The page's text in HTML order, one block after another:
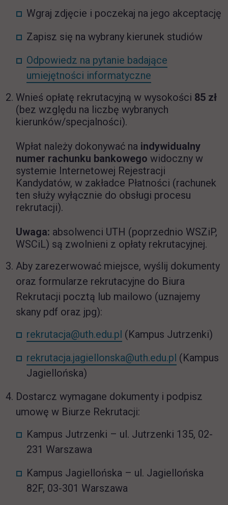
Wgraj zdjęcie i poczekaj na jego akceptację
Zapisz się na wybrany kierunek studiów
Odpowiedz na pytanie badające
umiejętności informatyczne
Wnieś opłatę rekrutacyjną w wysokości 85 zł
(bez względu na liczbę wybranych
kierunków/specjalności).
Wpłat należy dokonywać na indywidualny
numer rachunku bankowego widoczny w
systemie Internetowej Rejestracji
Kandydatów, w zakładce Płatności (rachunek
ten służy wyłącznie do obsługi procesu
rekrutacji).
Uwaga: absolwenci UTH (poprzednio WSZiP,
WSCiL) są zwolnieni z opłaty rekrutacyjnej.
Aby zarezerwować miejsce, wyślij dokumenty
oraz formularze rekrutacyjne do Biura
Rekrutacji pocztą lub mailowo (uznajemy
skany pdf oraz jpg):
rekrutacja@uth.edu.pl (Kampus Jutrzenki)
rekrutacja.jagiellonska@uth.edu.pl (Kampus
Jagiellońska)
Dostarcz wymagane dokumenty i podpisz
umowę w Biurze Rekrutacji:
Kampus Jutrzenki – ul. Jutrzenki 135, 02-
231 Warszawa
Kampus Jagiellońska – ul. Jagiellońska
82F, 03-301 Warszawa